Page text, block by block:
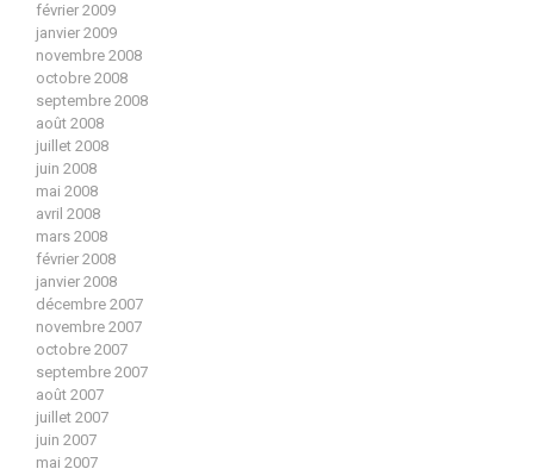
février 2009
janvier 2009
novembre 2008
octobre 2008
septembre 2008
août 2008
juillet 2008
juin 2008
mai 2008
avril 2008
mars 2008
février 2008
janvier 2008
décembre 2007
novembre 2007
octobre 2007
septembre 2007
août 2007
juillet 2007
juin 2007
mai 2007